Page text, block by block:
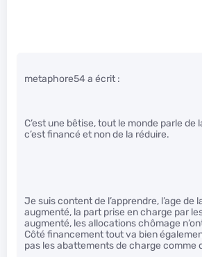
metaphore54 a écrit :
C’est une bêtise, tout le monde parle de
c’est financé et non de la réduire.
Je suis content de l’apprendre, l’age de
augmenté, la part prise en charge par
augmenté, les allocations chômage
Côté financement tout va bien
pas les abattements de charge comme